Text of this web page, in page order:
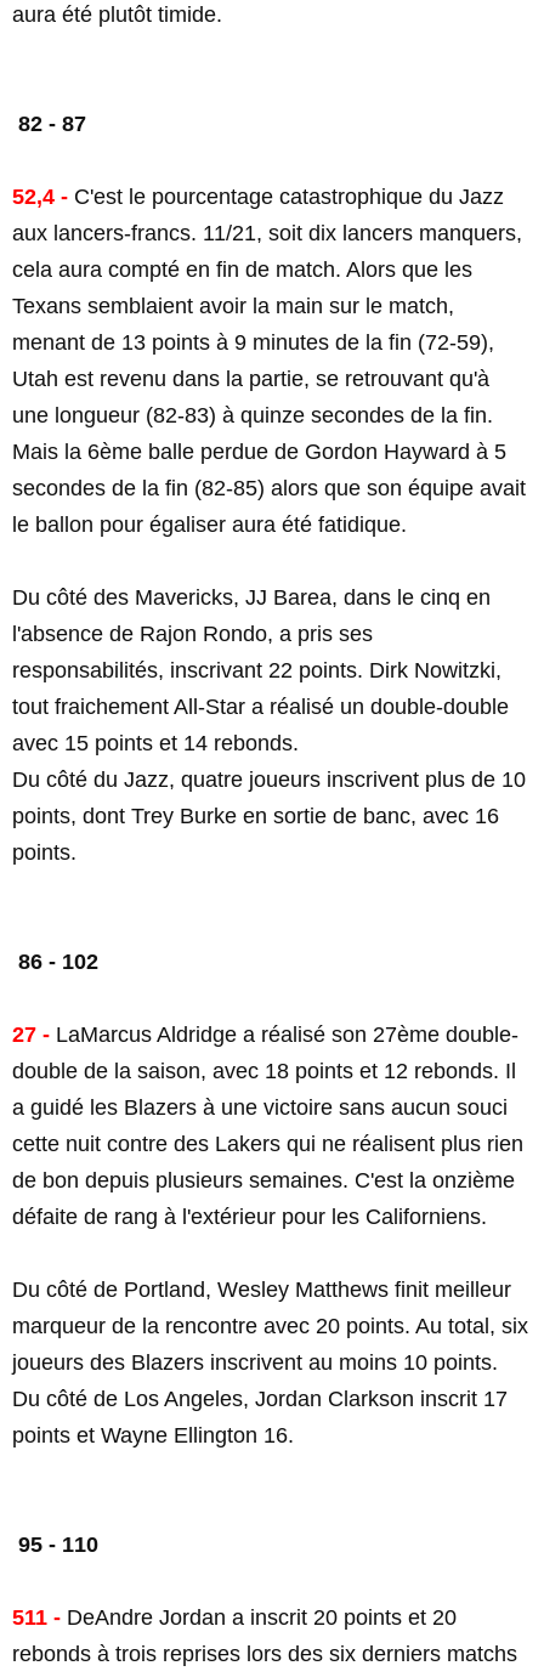
aura été plutôt timide.
82 - 87
52,4 - C'est le pourcentage catastrophique du Jazz
aux lancers-francs. 11/21, soit dix lancers manquers,
cela aura compté en fin de match. Alors que les
Texans semblaient avoir la main sur le match,
menant de 13 points à 9 minutes de la fin (72-59),
Utah est revenu dans la partie, se retrouvant qu'à
une longueur (82-83) à quinze secondes de la fin.
Mais la 6ème balle perdue de Gordon Hayward à 5
secondes de la fin (82-85) alors que son équipe avait
le ballon pour égaliser aura été fatidique.
Du côté des Mavericks, JJ Barea, dans le cinq en
l'absence de Rajon Rondo, a pris ses
responsabilités, inscrivant 22 points. Dirk Nowitzki,
tout fraichement All-Star a réalisé un double-double
avec 15 points et 14 rebonds.
Du côté du Jazz, quatre joueurs inscrivent plus de 10
points, dont Trey Burke en sortie de banc, avec 16
points.
86 - 102
27 - LaMarcus Aldridge a réalisé son 27ème double-
double de la saison, avec 18 points et 12 rebonds. Il
a guidé les Blazers à une victoire sans aucun souci
cette nuit contre des Lakers qui ne réalisent plus rien
de bon depuis plusieurs semaines. C'est la onzième
défaite de rang à l'extérieur pour les Californiens.
Du côté de Portland, Wesley Matthews finit meilleur
marqueur de la rencontre avec 20 points. Au total, six
joueurs des Blazers inscrivent au moins 10 points.
Du côté de Los Angeles, Jordan Clarkson inscrit 17
points et Wayne Ellington 16.
95 - 110
511 - DeAndre Jordan a inscrit 20 points et 20
rebonds à trois reprises lors des six derniers matchs